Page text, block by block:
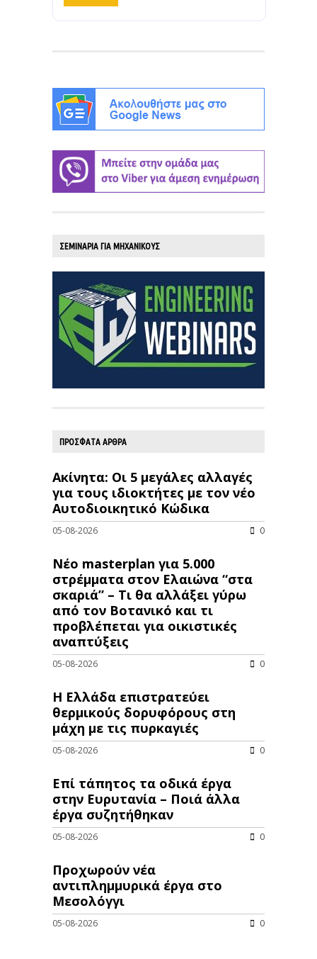
ΣΕΜΙΝΑΡΙΑ ΓΙΑ ΜΗΧΑΝΙΚΟΥΣ
ΠΡΟΣΦΑΤΑ ΑΡΘΡΑ
Ακίνητα: Οι 5 μεγάλες αλλαγές
για τους ιδιοκτήτες με τον νέο
Αυτοδιοικητικό Κώδικα
05-08-2026 0
Νέο masterplan για 5.000
στρέμματα στον Ελαιώνα “στα
σκαριά” – Τι θα αλλάξει γύρω
από τον Βοτανικό και τι
προβλέπεται για οικιστικές
αναπτύξεις
05-08-2026 0
Η Ελλάδα επιστρατεύει
θερμικούς δορυφόρους στη
μάχη με τις πυρκαγιές
05-08-2026 0
Επί τάπητος τα οδικά έργα
στην Ευρυτανία – Ποιά άλλα
έργα συζητήθηκαν
05-08-2026 0
Προχωρούν νέα
αντιπλημμυρικά έργα στο
Μεσολόγγι
05-08-2026 0